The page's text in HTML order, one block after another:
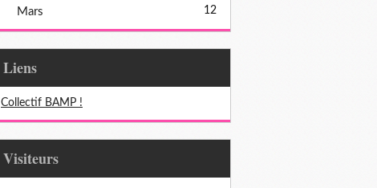
Mars 12
Liens
Collectif BAMP !
Visiteurs